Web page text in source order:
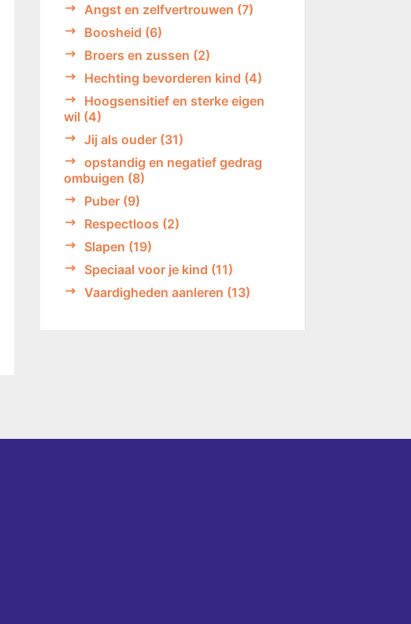
Angst en zelfvertrouwen (7)
Boosheid (6)
Broers en zussen (2)
Hechting bevorderen kind (4)
Hoogsensitief en sterke eigen
wil (4)
Jij als ouder(31)
opstandig en negatief gedrag
ombuigen (8)
Puber(9)
Respectloos (2)
Slapen (19)
Speciaal voor je kind (11)
Vaardigheden aanleren (13)